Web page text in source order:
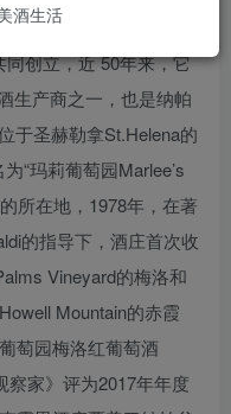
和玛格丽特·达克
创立，近 50年来，它
生产商之一，也是纳帕
于圣赫勒拿St.Helena的
“玛莉葡萄园Marlee’s
所在地，1978年，在著
的指导下，酒庄首次收
Vineyard的梅洛和
Mountain的赤霞
萄园梅洛红葡萄酒
察家》评为2017年年度
酒生活